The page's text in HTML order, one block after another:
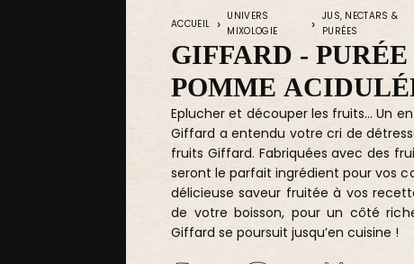
ACCUEIL
UNIVERS
MIXOLOGIE
JUS, NECTARS &
PURÉES
GIFFARD - PURÉE
POMME
Eplucher et découper les fruits… Un
Giffard a entendu votre cri de
fruits Giffard. Fabriquées avec des
seront le parfait ingrédient pour vos
délicieuse saveur fruitée à vos
de votre boisson, pour un côté
Giffard se poursuit jusqu’en cuisine !